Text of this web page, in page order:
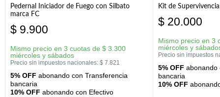
Pedernal Iniciador de Fuego con Silbato
marca FC
$ 9.900
Mismo precio en 3 cuotas de $ 3.300
miércoles y sábados
Precio sin impuestos nacionales: $ 7.821
5% OFF abonando con Transferencia
bancaria
10% OFF abonando con Efectivo
Kit de
$ 20.000
Mismo precio en 3
miércoles y
Precio sin impuestos
5% OFF abonando
bancaria
10% OFF